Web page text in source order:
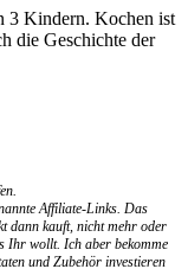
3 Kindern. Kochen ist
die Geschichte der
Affiliate-Links. Das
dann kauft, nicht mehr oder
Ihr wollt. Ich aber bekomme
und Zubehör investieren